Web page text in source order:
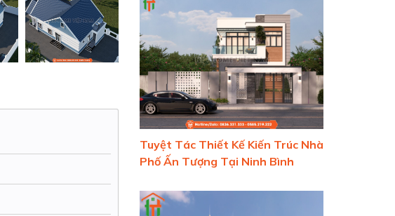
Tuyệt Tác Thiết Kế Kiến Trúc Nhà
Phố Ấn Tượng Tại Ninh Bình